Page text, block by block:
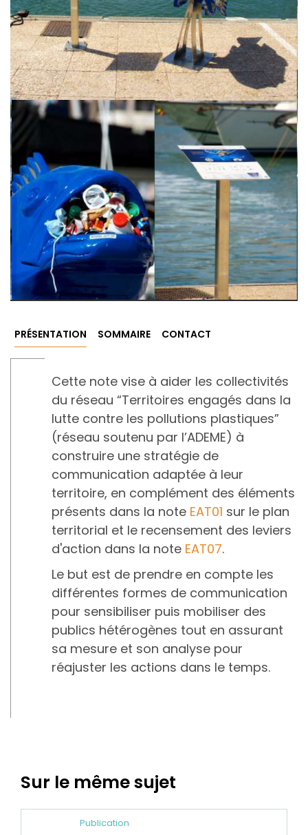
PRÉSENTATION SOMMAIRE CONTACT
Cette note vise à aider les collectivités
du réseau “Territoires engagés dans la
lutte contre les pollutions plastiques”
(réseau soutenu par l’ADEME) à
construire une stratégie de
communication adaptée à leur
territoire, en complément des éléments
présents dans la note EAT01 sur le plan
territorial et le recensement des leviers
d'action dans la note EAT07.
Le but est de prendre en compte les
différentes formes de communication
pour sensibiliser puis mobiliser des
publics hétérogènes tout en assurant
sa mesure et son analyse pour
réajuster les actions dans le temps.
Sur le même sujet
Publication